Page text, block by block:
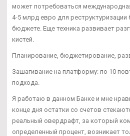
может потребоваться
4-5 млрд евро для реструктуризации
бюджете. Еще техника развивает
кистей.
Планирование, бюджетирование,
Зашагивание на платформу: по 10
подхода.
Я работаю в данном Банке и мне
конце дня остатки со счетов
реальный овердрафт, за который
определенный процент, возникает